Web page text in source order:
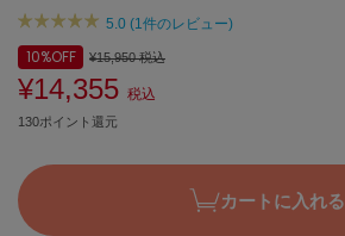
バレリット
BANDOLIER
バンドリヤー
Beyond Closet
ビヨンドクローゼット
5.0 (1件のレビュー)
10%OFF ¥15,950税込
¥14,355 税込
130ポイント還元
カートに入れる